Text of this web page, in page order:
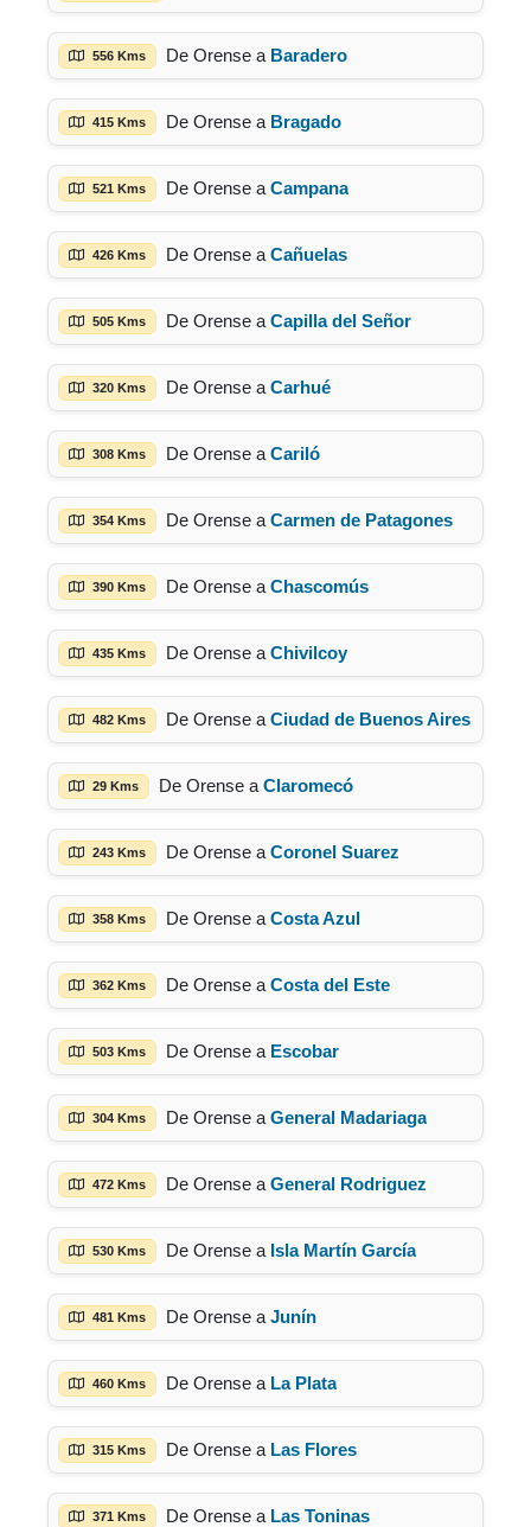
556 Kms De Orense a Baradero
415 Kms De Orense a Bragado
521 Kms De Orense a Campana
426 Kms De Orense a Cañuelas
505 Kms De Orense a Capilla del Señor
320 Kms De Orense a Carhué
308 Kms De Orense a Cariló
354 Kms De Orense a Carmen de Patagones
390 Kms De Orense a Chascomús
435 Kms De Orense a Chivilcoy
482 Kms De Orense a Ciudad de Buenos Aires
29 Kms De Orense a Claromecó
243 Kms De Orense a Coronel Suarez
358 Kms De Orense a Costa Azul
362 Kms De Orense a Costa del Este
503 Kms De Orense a Escobar
304 Kms De Orense a General Madariaga
472 Kms De Orense a General Rodriguez
530 Kms De Orense a Isla Martín García
481 Kms De Orense a Junín
460 Kms De Orense a La Plata
315 Kms De Orense a Las Flores
371 Kms De Orense a Las Toninas